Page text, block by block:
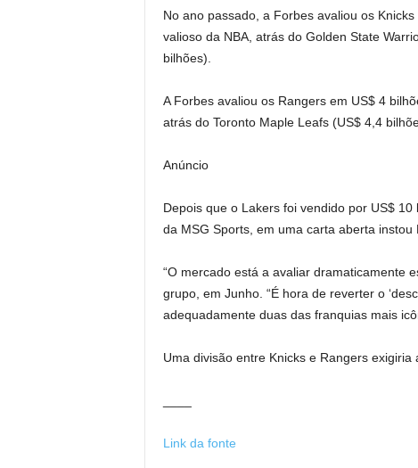
No ano passado, a Forbes avaliou os
valioso da NBA, atrás do Golden State
bilhões).
A Forbes avaliou os Rangers em US$ 4
atrás do Toronto Maple Leafs (US$ 4,4
Anúncio
Depois que o Lakers foi vendido por US$
da MSG Sports, em uma carta aberta instou
“O mercado está a avaliar dramaticamente
grupo, em Junho. “É hora de reverter o
adequadamente duas das franquias mais
Uma divisão entre Knicks e Rangers exigiria
Link da fonte